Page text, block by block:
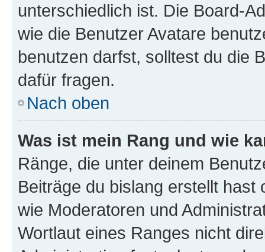
unterschiedlich ist. Die Board-
wie die Benutzer Avatare
benutzen darfst, solltest du die
dafür fragen.
Nach oben
Was ist mein Rang und wie
Ränge, die unter deinem
Beiträge du bislang erstellt
wie Moderatoren und
Wortlaut eines Ranges nicht